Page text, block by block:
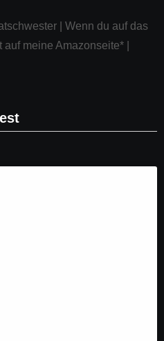
| Wenn du auf das
meine Amazonseite* |